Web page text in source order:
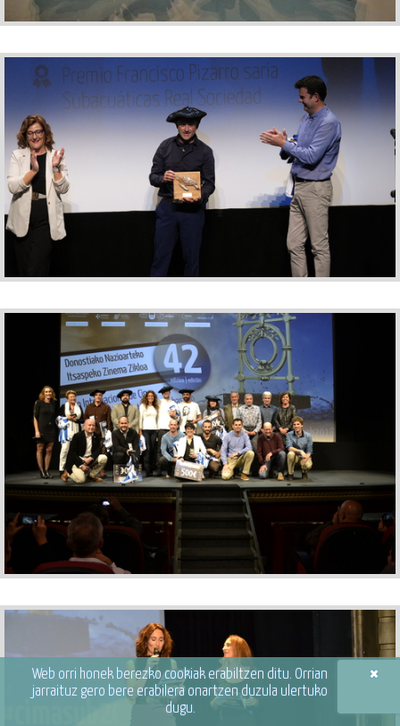
×
Web orri honek berezko cookiak erabiltzen ditu. Orrian
jarraituz gero bere erabilera onartzen duzula ulertuko
dugu.